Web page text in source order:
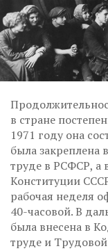
в стране
1971 году она
была закреплена
труде в РСФСР, а
Конституции
рабочая неделя
40-часовой. В
была внесена в
труде и